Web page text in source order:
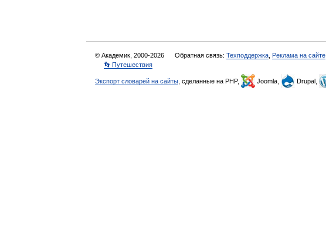
© Академик, 2000-2026 Обратная связь: Техподдержка Реклама на сайте
👣 Путешествия
Экспорт словарей на сайты , сделанные на PHP, Joomla, Drupal,